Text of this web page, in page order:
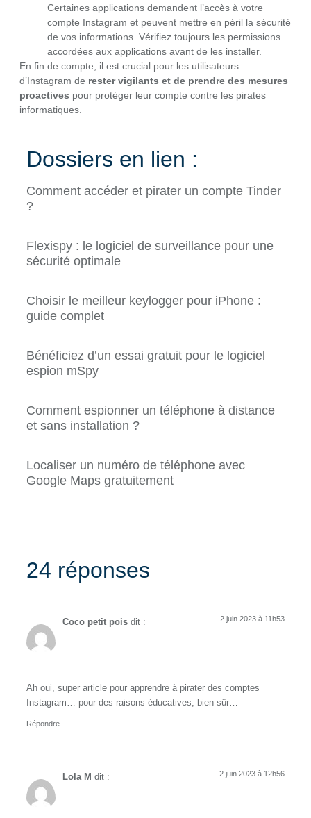
Certaines applications demandent l’accès à votre
compte Instagram et peuvent mettre en péril la sécurité
de vos informations. Vérifiez toujours les permissions
accordées aux applications avant de les installer.
En fin de compte, il est crucial pour les utilisateurs
d’Instagram de rester vigilants et de prendre des mesures
proactives pour protéger leur compte contre les pirates
informatiques.
Dossiers en lien :
Comment accéder et pirater un compte Tinder
?
Flexispy : le logiciel de surveillance pour une
sécurité optimale
Choisir le meilleur keylogger pour iPhone :
guide complet
Bénéficiez d’un essai gratuit pour le logiciel
espion mSpy
Comment espionner un téléphone à distance
et sans installation ?
Localiser un numéro de téléphone avec
Google Maps gratuitement
24 réponses
Coco petit pois dit : 2 juin 2023 à 11h53
Ah oui, super article pour apprendre à pirater des comptes
Instagram… pour des raisons éducatives, bien sûr…
Répondre
Lola M dit : 2 juin 2023 à 12h56